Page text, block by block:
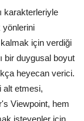
karakterleriyle
yönlerini
için verdiği
bir duygusal boyut
heyecan verici.
alt etmesi,
Viewpoint, hem
isteyenler için